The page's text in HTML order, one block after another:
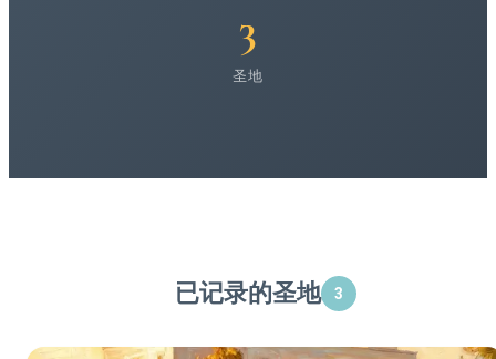
3
圣地
已记录的圣地 3